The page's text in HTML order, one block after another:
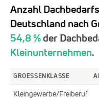
Anzahl
Deutschland nach
54,8 %der
Kleinunternehmen.
GROESSENKLASSE
Kleingewerbe/Freiberuf